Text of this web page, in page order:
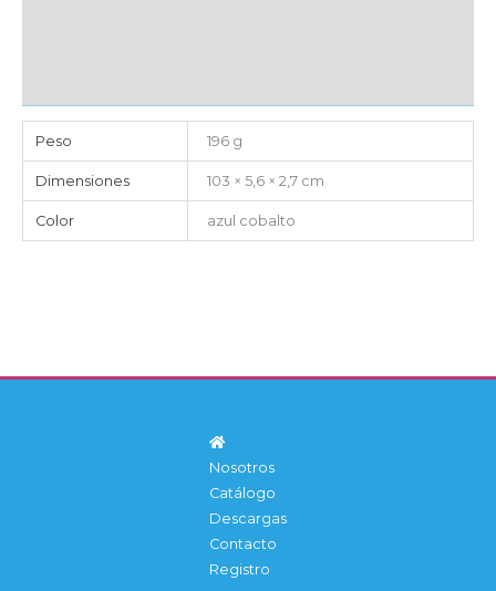
Peso 196 g
Dimensiones 103 × 5,6 × 2,7 cm
Color azul cobalto
Nosotros
Catálogo
Descargas
Contacto
Registro